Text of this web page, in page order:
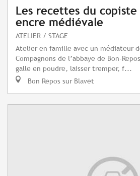
Les recettes du
encre médiévale
ATELIER / STAGE
Atelier en famille avec un médiateur
Compagnons de l’abbaye de Bon-
galle en poudre, laisser tremper, f...
Bon Repos sur Blavet